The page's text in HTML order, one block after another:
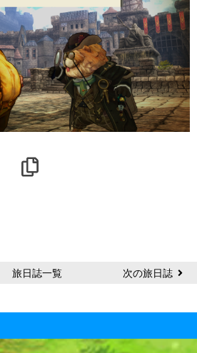
旅日誌一覧 次の旅日誌